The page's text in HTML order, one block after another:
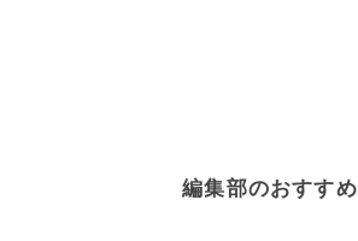
編集部のおすすめ